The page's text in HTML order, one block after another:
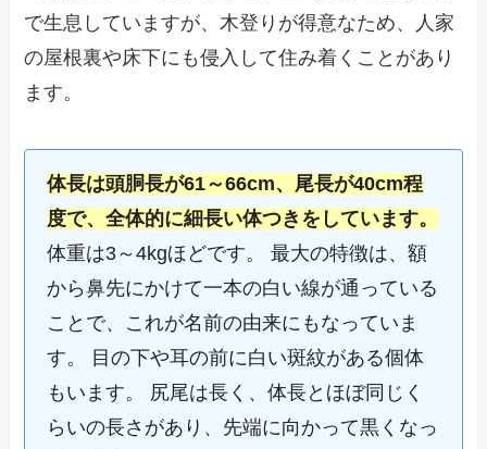
で生息していますが、木登りが得意なため、人家
の屋根裏や床下にも侵入して住み着くことがあり
ます。
体長は頭胴長が61～66cm、尾長が40cm程
度で、全体的に細長い体つきをしています。
体重は3～4kgほどです。 最大の特徴は、額
から鼻先にかけて一本の白い線が通っている
ことで、これが名前の由来にもなっていま
す。 目の下や耳の前に白い斑紋がある個体
もいます。 尻尾は長く、体長とほぼ同じく
らいの長さがあり、先端に向かって黒くなっ